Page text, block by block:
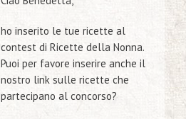
ho inserito le tue ricette al
contest di Ricette della Nonna.
Puoi per favore inserire anche il
nostro link sulle ricette che
partecipano al concorso?